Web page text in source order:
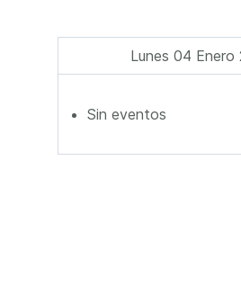
Lunes 04 Enero
Sin eventos